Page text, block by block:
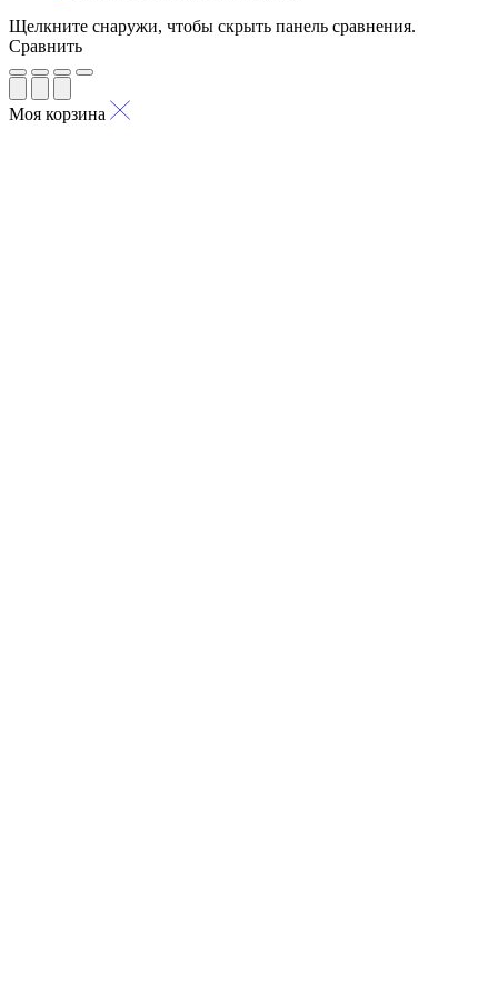
Щелкните снаружи, чтобы скрыть панель сравнения.
Сравнить
Моя корзина